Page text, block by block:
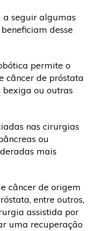
a seguir algumas
desse
permite o
câncer de próstata
ou outras
nas cirurgias
ou
mais
câncer de origem
entre outros,
assistida por
uma recuperação